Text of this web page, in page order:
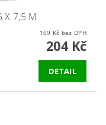
X 7,5 M
169 Kč bez DPH
204 Kč
DETAIL